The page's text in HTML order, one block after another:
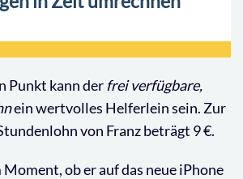
Punkt kann der frei verfügbare,
ein wertvolles Helferlein sein. Zur
von Franz beträgt 9 €.
ob er auf das neue iPhone